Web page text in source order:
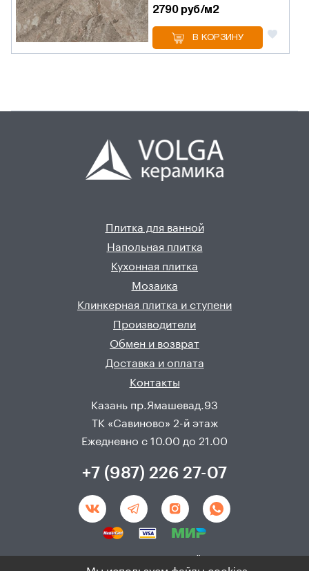
2790 руб/м2
В КОРЗИНУ
Плитка для ванной
Напольная плитка
Кухонная плитка
Мозаика
Клинкерная плитка и ступени
Производители
Обмен и возврат
Доставка и оплата
Контакты
Казань пр.Ямашевад.93
ТК «Савиново» 2-й этаж
Ежедневно с 10.00 до 21.00
+7 (987) 226 27-07